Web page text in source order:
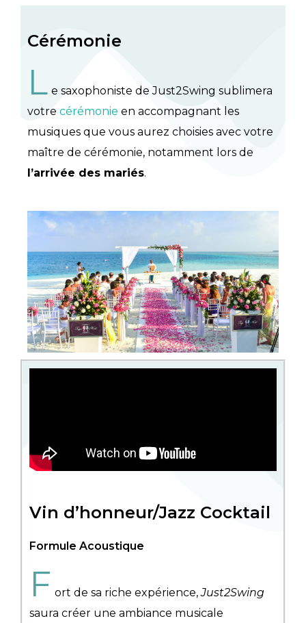
Cérémonie
L e saxophoniste de Just2Swing sublimera
votre cérémonie en accompagnant les
musiques que vous aurez choisies avec votre
maître de cérémonie, notamment lors de
l’arrivée des mariés.
Vin d’honneur/Jazz Cocktail
Formule Acoustique
F ort de sa riche expérience,Just2Swing
saura créer une ambiance musicale